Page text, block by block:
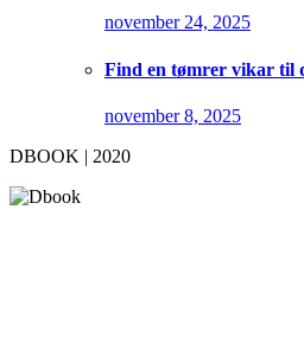
november 24, 2025
Find en tømrer vikar til
november 8, 2025
DBOOK | 2020